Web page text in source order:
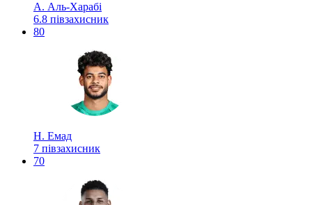
А. Аль-Харабі
6.8 півзахисник
80
Н. Емад
7 півзахисник
70